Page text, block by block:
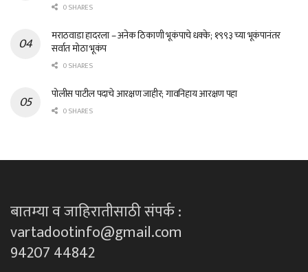
0 SHARES
मराठवाडा हादरला – अनेक ठिकाणी भूकंपाचे धक्के; १९९३ च्या भूकंपानंतर
सर्वात मोठा भूकंप
0 SHARES
पोलीस पाटील पदाचे आरक्षण जाहीर; गावनिहाय आरक्षण पहा
0 SHARES
बातम्या व जाहिरातीसाठी संपर्क :
vartadootinfo@gmail.com
94207 44842